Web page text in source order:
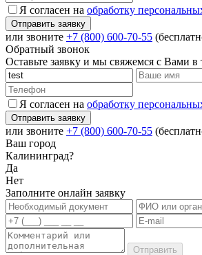
Я согласен на обработку
или звоните +7 (800) 600-70-55
Обратный звонок
Оставьте заявку и мы свяжемся с Вами в
Я согласен на обработку
или звоните +7 (800) 600-70-55
Ваш город
Калининград?
Да
Нет
Заполните онлайн заявку
Отправить